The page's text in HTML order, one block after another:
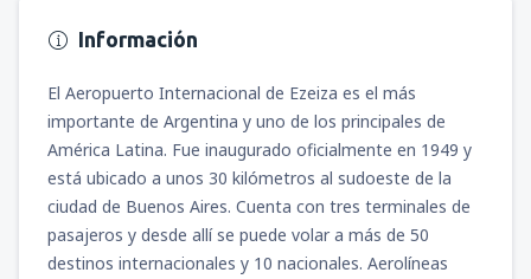
(MGA)
A PARTIR DE: 548
Información
El Aeropuerto Internacional de Ezeiza es el más
importante de Argentina y uno de los principales de
América Latina. Fue inaugurado oficialmente en 1949 y
está ubicado a unos 30 kilómetros al sudoeste de la
ciudad de Buenos Aires. Cuenta con tres terminales de
pasajeros y desde allí se puede volar a más de 50
destinos internacionales y 10 nacionales. Aerolíneas